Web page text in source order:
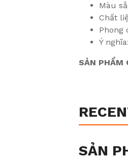
Màu
Chất
Phong
Ý
SẢN PHẨM
SẢN